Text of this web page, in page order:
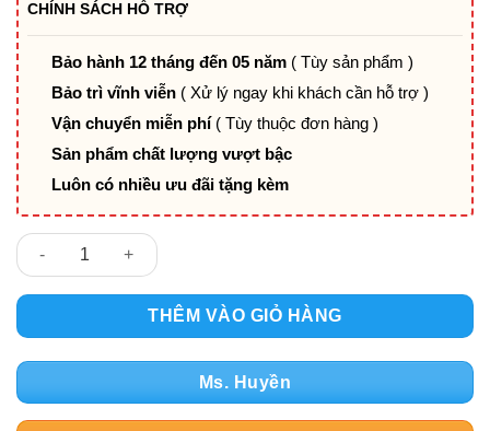
CHÍNH SÁCH HỖ TRỢ
Bảo hành 12 tháng đến 05 năm ( Tùy sản phẩm )
Bảo trì vĩnh viễn ( Xử lý ngay khi khách cần hỗ trợ )
Vận chuyển miễn phí ( Tùy thuộc đơn hàng )
Sản phẩm chất lượng vượt bậc
Luôn có nhiều ưu đãi tặng kèm
Ghế Cafe S3001 số lượng
THÊM VÀO GIỎ HÀNG
Ms. Huyền